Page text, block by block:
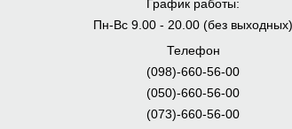
консультация
Согласование заказа
Мы внимательно следим за
График работы:
Пн-Вс 9.00 - 20.00 (без выходных)
Телефон
(098)-660-56-00
(050)-660-56-00
(073)-660-56-00